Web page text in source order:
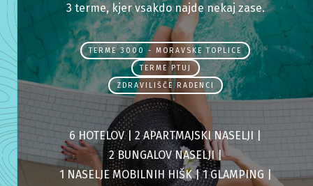
3 terme, kjer vsakdo najde nekaj zase.
TERME 3000 - MORAVSKE TOPLICE
TERME PTUJ
ZDRAVILIŠČE RADENCI
6 HOTELOV | 2 APARTMAJSKI NASELJI |
2 BUNGALOV NASELJI |
1 NASELJE MOBILNIH HIŠK | 1 GLAMPING |